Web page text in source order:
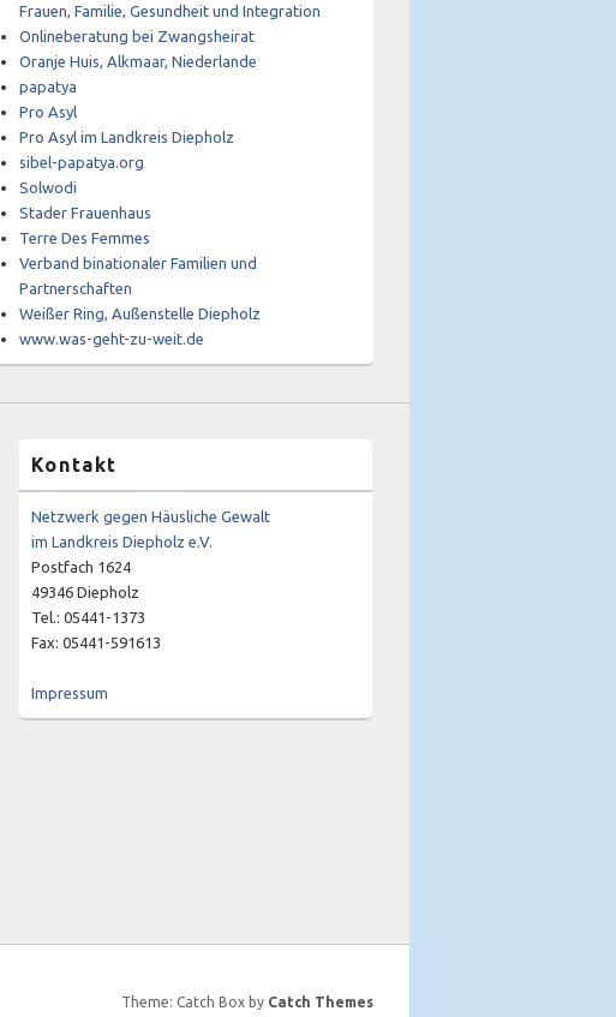
Frauen, Familie, Gesundheit und Integration
Onlineberatung bei Zwangsheirat
Oranje Huis, Alkmaar, Niederlande
papatya
Pro Asyl
Pro Asyl im Landkreis Diepholz
sibel-papatya.org
Solwodi
Stader Frauenhaus
Terre Des Femmes
Verband binationaler Familien und
Partnerschaften
Weißer Ring, Außenstelle Diepholz
www.was-geht-zu-weit.de
Kontakt
Netzwerk gegen Häusliche Gewalt
im Landkreis Diepholz e.V.
Postfach 1624
49346 Diepholz
Tel.: 05441-1373
Fax: 05441-591613
Impressum
Theme: Catch Box by Catch Themes